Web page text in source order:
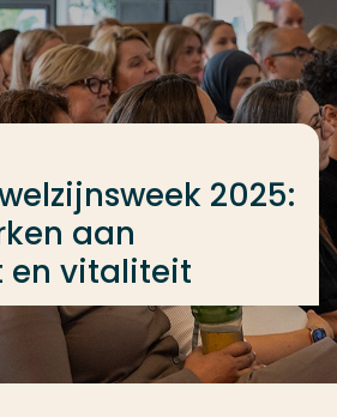
2025: samen
2025:
aan
en vitaliteit